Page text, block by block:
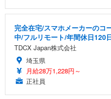
完全在宅/スマホメーカーのコ
中/フルリモート/年間休日120
TDCX Japan株式会社
埼玉県
月給28万1,228円～
正社員